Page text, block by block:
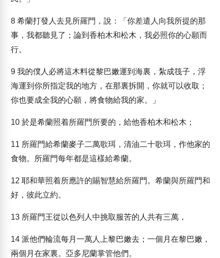
8 希蘭打發人去見所羅門，說：「你差遣人向我所提的那
事，我都聽見了；論到香柏木和松木，我必照你的心願而
行。
9 我的僕人必將這木料從黎巴嫩運到海裏，紮成筏子，浮
海運到你所指定我的地方，在那裏拆開，你就可以收取；
你也要成全我的心願，將食物給我的家。」
10 於是希蘭照着所羅門所要的，給他香柏木和松木；
11 所羅門給希蘭麥子二萬歌珥，清油二十歌珥，作他家的
食物。所羅門每年都是這樣給希蘭。
12 耶和華照着所應許的賜智慧給所羅門。希蘭與所羅門和
好，彼此立約。
13 所羅門王從以色列人中挑取服苦的人共有三萬，
14 派他們輪流每月一萬人上黎巴嫩去；一個月在黎巴嫩，
兩個月在家裏。亞多尼蘭掌管他們。